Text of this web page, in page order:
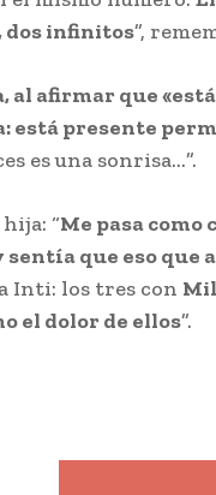
dos infinitos”,
al afirmar que
está presente
es una sonrisa…”.
“Me pasa como
que eso que
a Inti: los tres con
el dolor de ellos”.